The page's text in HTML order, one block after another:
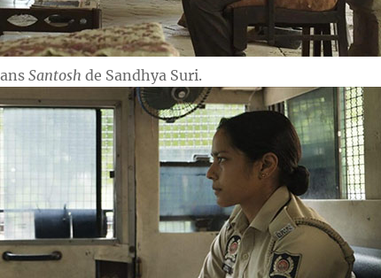
Santosh de Sandhya Suri.